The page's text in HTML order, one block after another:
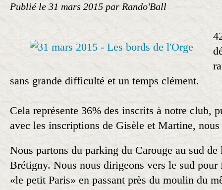
Publié le 31 mars 2015 par Rando'Ball
sans grande difficulté et un temps clément.
Cela représente 36% des inscrits à notre club,
avec les inscriptions de Gisèle et Martine, nous
Nous partons du parking du Carouge au sud
Brétigny. Nous nous dirigeons vers le sud
«le petit Paris» en passant près du moulin du